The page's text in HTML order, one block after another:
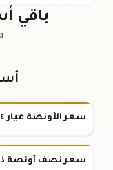
باقي
سعر الأونصة عيار ٢٤
سعر نصف أونصة ذهب